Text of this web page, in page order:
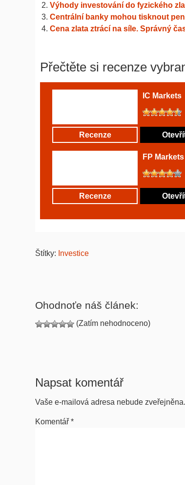
Výhody investování do fyzického
Centrální banky mohou tisknout
Cena zlata ztrácí na síle. Správný
Přečtěte si recenze
IC Markets
Recenze
FP Markets
Recenze
Štítky: Investice
Ohodnoťe náš článek:
(Zatím nehodnoceno)
Napsat komentář
Vaše e-mailová adresa nebude zveřejněna.
Komentář *